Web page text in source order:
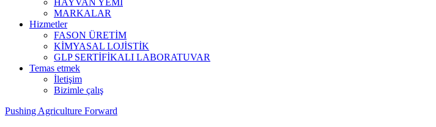
HAYVAN YEMİ
MARKALAR
Hizmetler
FASON ÜRETİM
KİMYASAL LOJİSTİK
GLP SERTİFİKALI LABORATUVAR
Temas etmek
İletişim
Bizimle çalış
Pushing Agriculture Forward